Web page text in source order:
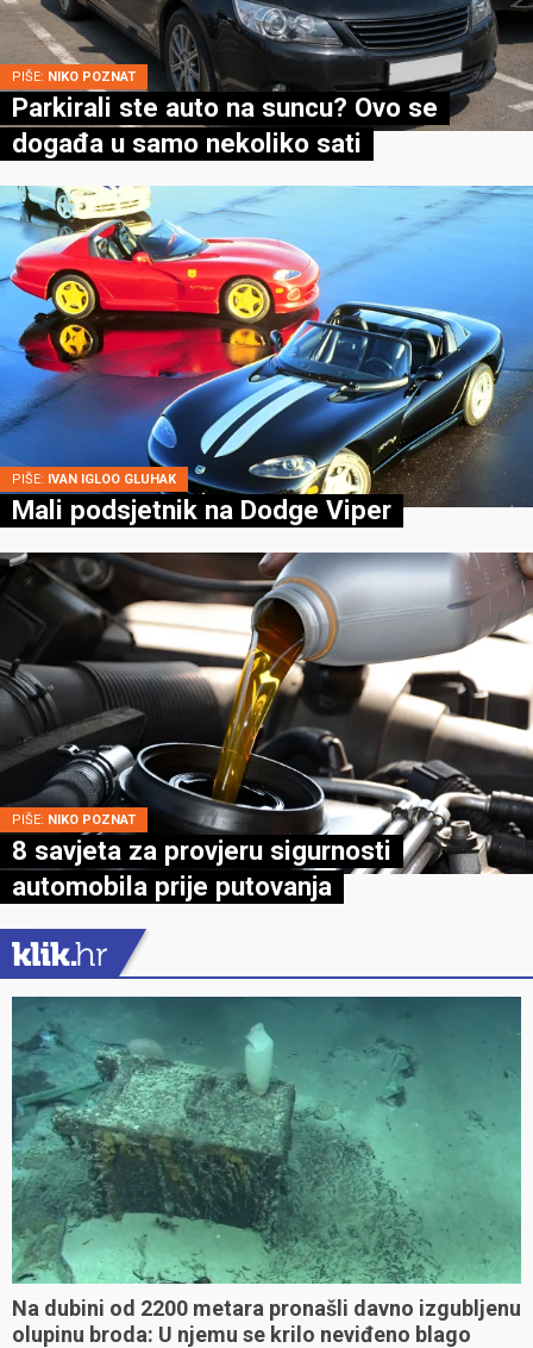
PIŠE: NIKO POZNAT
Parkirali ste auto na suncu? Ovo se
događa u samo nekoliko sati
PIŠE: IVAN IGLOO GLUHAK
Mali podsjetnik na Dodge Viper
PIŠE: NIKO POZNAT
8 savjeta za provjeru sigurnosti
automobila prije putovanja
Na dubini od 2200 metara pronašli davno izgubljenu
olupinu broda: U njemu se krilo neviđeno blago